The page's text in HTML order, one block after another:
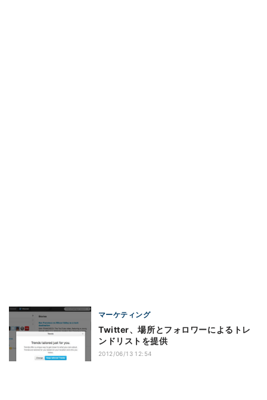
マーケティング
Twitter、場所とフォロワーによるトレ
ンドリストを提供
2012/06/13 12:54